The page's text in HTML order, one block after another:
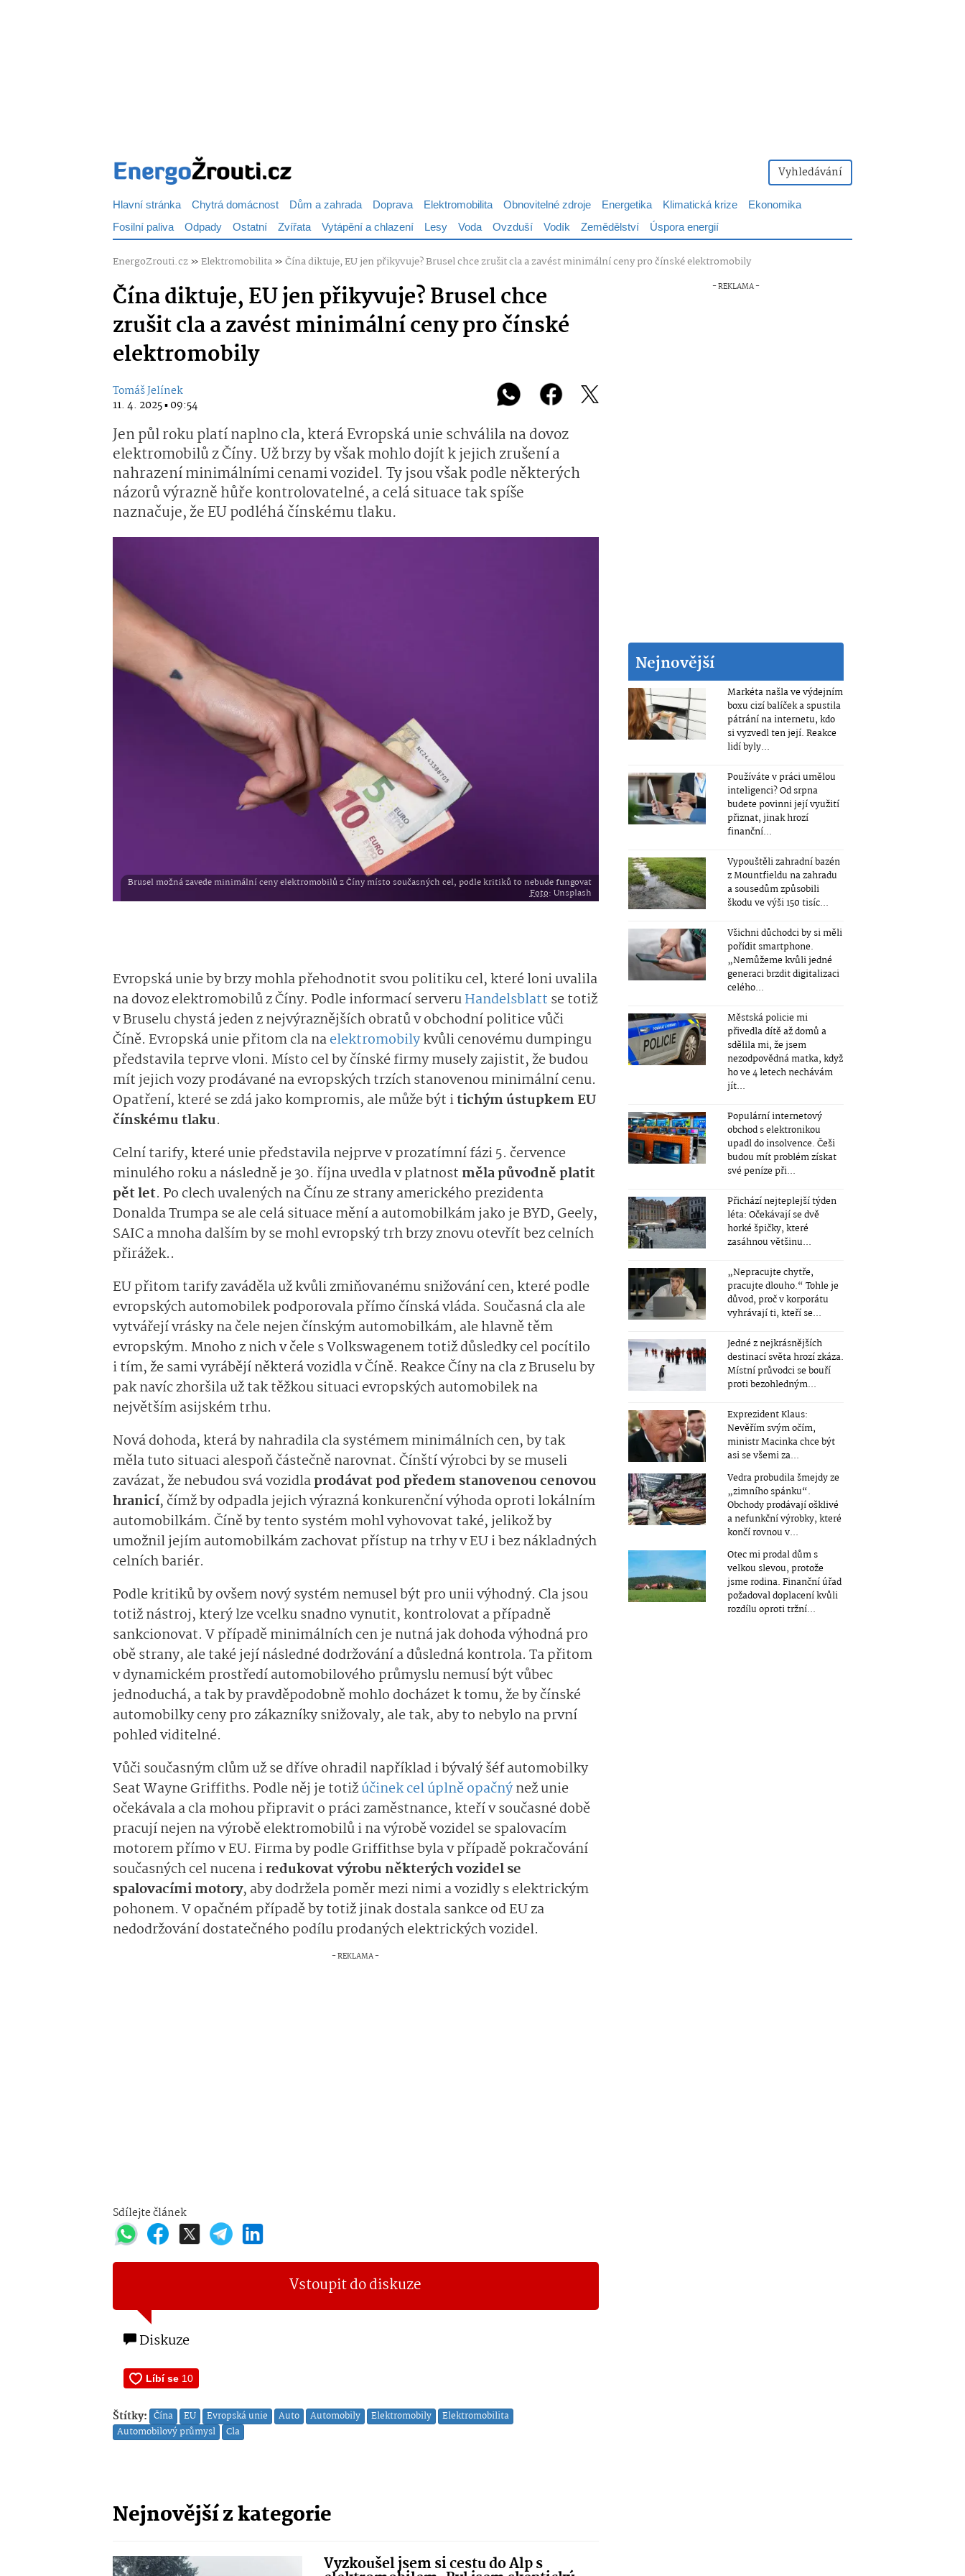
Vyhledávání
Hlavní stránka Chytrá domácnost Dům a zahrada Doprava Elektromobilita Obnovitelné zdroje Energetika Klimatická krize
Ekonomika
Fosilní paliva Odpady Ostatní Zvířata Vytápění a chlazení Lesy Voda Ovzduší Vodík Zemědělství Úspora energií
EnergoZrouti.cz»Elektromobilita»Čína diktuje, EU jen přikyvuje? Brusel chce zrušit cla a zavést minimální ceny pro čínské elektromobily
Čína diktuje, EU jen přikyvuje? Brusel chce
zrušit cla a zavést minimální ceny pro čínské
elektromobily
Tomáš Jelínek
11. 4. 2025 ▪ 09:54
Jen půl roku platí naplno cla, která Evropská unie schválila na dovoz
elektromobilů z Číny. Už brzy by však mohlo dojít k jejich zrušení a
nahrazení minimálními cenami vozidel. Ty jsou však podle některých
názorů výrazně hůře kontrolovatelné, a celá situace tak spíše
naznačuje, že EU podléhá čínskému tlaku.
Brusel možná zavede minimální ceny elektromobilů z Číny místo současných cel, podle kritiků to nebude fungovat
Foto: Unsplash
Evropská unie by brzy mohla přehodnotit svou politiku cel, které loni uvalila
na dovoz elektromobilů z Číny. Podle informací serveruHandelsblatt se totiž
v Bruselu chystá jeden z nejvýraznějších obratů v obchodní politice vůči
Číně. Evropská unie přitom cla naelektromobilykvůli cenovému dumpingu
představila teprve vloni. Místo cel by čínské firmy musely zajistit, že budou
mít jejich vozy prodávané na evropských trzích stanovenou minimální cenu.
Opatření, které se zdá jako kompromis, ale může být itichým ústupkem EU
čínskému tlaku.
Celní tarify, které unie představila nejprve v prozatímní fázi 5. července
minulého roku a následně je 30. října uvedla v platnost měla původně platit
pět let. Po clech uvalených na Čínu ze strany amerického prezidenta
Donalda Trumpa se ale celá situace mění a automobilkám jako je BYD, Geely,
SAIC a mnoha dalším by se mohl evropský trh brzy znovu otevřít bez celních
přirážek..
EU přitom tarify zaváděla už kvůli zmiňovanému snižování cen, které podle
evropských automobilek podporovala přímo čínská vláda. Současná cla ale
vytvářejí vrásky na čele nejen čínským automobilkám, ale hlavně těm
evropským. Mnoho z nich v čele s Volkswagenem totiž důsledky cel pocítilo
i tím, že sami vyrábějí některá vozidla v Číně. Reakce Číny na cla z Bruselu by
pak navíc zhoršila už tak těžkou situaci evropských automobilek na
největším asijském trhu.
Nová dohoda, která by nahradila cla systémem minimálních cen, by tak
měla tuto situaci alespoň částečně narovnat. Čínští výrobci by se museli
zavázat, že nebudou svá vozidlaprodávat pod předem stanovenou cenovou
hranicí, čímž by odpadla jejich výrazná konkurenční výhoda oproti lokálním
automobilkám. Číně by tento systém mohl vyhovovat také, jelikož by
umožnil jejím automobilkám zachovat přístup na trhy v EU i bez nákladných
celních bariér.
Podle kritiků by ovšem nový systém nemusel být pro unii výhodný. Cla jsou
totiž nástroj, který lze vcelku snadno vynutit, kontrolovat a případně
sankcionovat. V případě minimálních cen je nutná jak dohoda výhodná pro
obě strany, ale také její následné dodržování a důsledná kontrola. Ta přitom
v dynamickém prostředí automobilového průmyslu nemusí být vůbec
jednoduchá, a tak by pravděpodobně mohlo docházet k tomu, že by čínské
automobilky ceny pro zákazníky snižovaly, ale tak, aby to nebylo na první
pohled viditelné.
Vůči současným clům už se dříve ohradil například i bývalý šéf automobilky
Seat Wayne Griffiths. Podle něj je totižúčinek cel úplně opačnýnež unie
očekávala a cla mohou připravit o práci zaměstnance, kteří v současné době
pracují nejen na výrobě elektromobilů i na výrobě vozidel se spalovacím
motorem přímo v EU. Firma by podle Griffithse byla v případě pokračování
současných cel nucena iredukovat výrobu některých vozidel se
spalovacími motory, aby dodržela poměr mezi nimi a vozidly s elektrickým
pohonem. V opačném případě by totiž jinak dostala sankce od EU za
nedodržování dostatečného podílu prodaných elektrických vozidel.
Sdílejte článek
Vstoupit do diskuze
Diskuze
Štítky: Čína EU Evropská unie Auto Automobily Elektromobily
Elektromobilita
Automobilový průmysl
Cla
Nejnovější z kategorie
Vyzkoušel jsem si cestu do Alp s
Nejnovější
Markéta našla ve výdejním
boxu cizí balíček a spustila
pátrání na internetu, kdo
si vyzvedl ten její. Reakce
lidí byly...
Používáte v práci umělou
inteligenci? Od srpna
budete povinni její využití
přiznat, jinak hrozí
finanční...
Vypouštěli zahradní bazén
z Mountfieldu na zahradu
a sousedům způsobili
škodu ve výši 150 tisíc...
Všichni důchodci by si měli
pořídit smartphone.
„Nemůžeme kvůli jedné
generaci brzdit digitalizaci
celého...
Městská policie mi
přivedla dítě až domů a
sdělila mi, že jsem
nezodpovědná matka, když
ho ve 4 letech nechávám
jít...
Populární internetový
obchod s elektronikou
upadl do insolvence. Češi
budou mít problém získat
své peníze při...
Přichází nejteplejší týden
léta: Očekávají se dvě
horké špičky, které
zasáhnou většinu...
„Nepracujte chytře,
pracujte dlouho.“ Tohle je
důvod, proč v korporátu
vyhrávají ti, kteří se...
Jedné z nejkrásnějších
destinací světa hrozí zkáza.
Místní průvodci se bouří
proti bezohledným...
Exprezident Klaus:
Nevěřím svým očím,
ministr Macinka chce být
asi se všemi za...
Vedra probudila šmejdy ze
„zimního spánku“.
Obchody prodávají ošklivé
a nefunkční výrobky, které
končí rovnou v...
Otec mi prodal dům s
velkou slevou, protože
jsme rodina. Finanční úřad
požadoval doplacení kvůli
rozdílu oproti tržní...